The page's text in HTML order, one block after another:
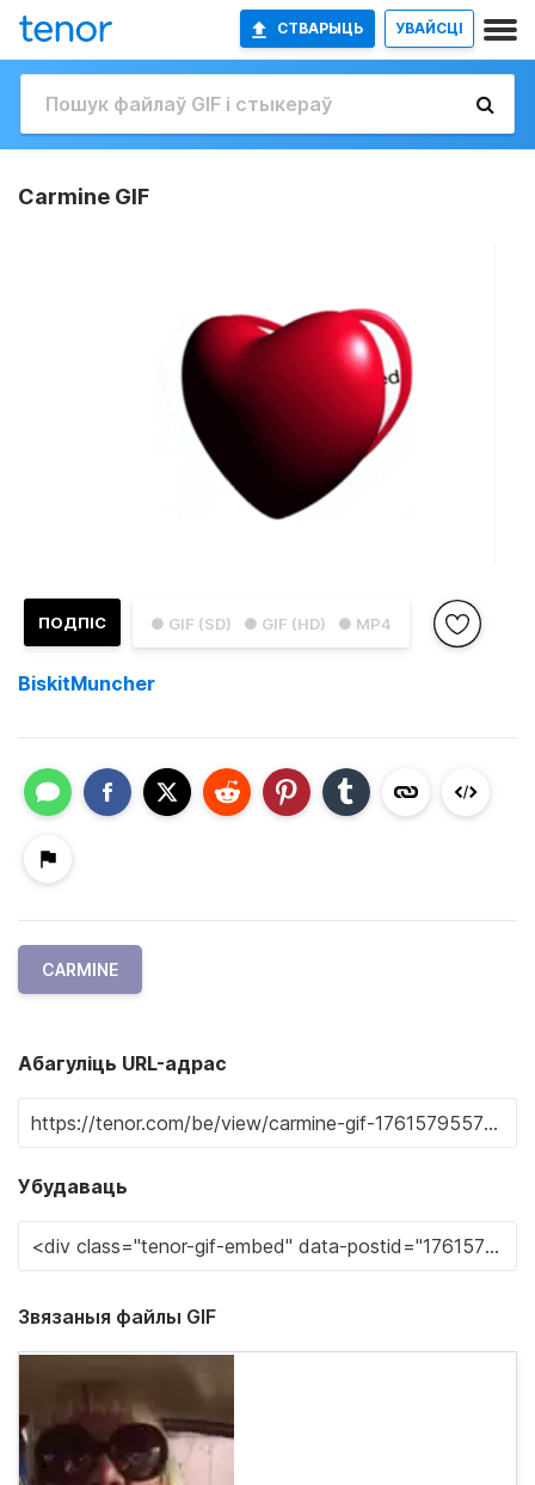
СТВАРЫЦЬ УВАЙСЦІ
Carmine GIF
● GIF (SD) ● GIF (HD) ● MP4
ПОДПІС
BiskitMuncher
CARMINE
Абагуліць URL-адрас
Убудаваць
Звязаныя файлы GIF